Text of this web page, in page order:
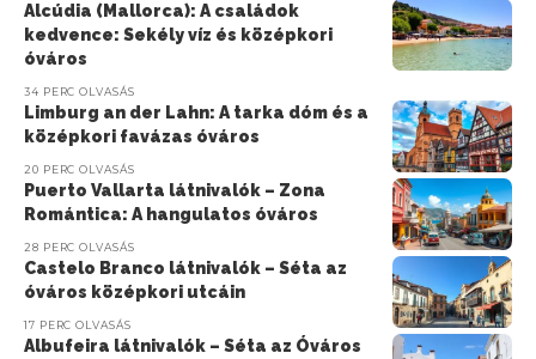
Alcúdia (Mallorca): A családok
kedvence: Sekély víz és középkori
óváros
34 PERC OLVASÁS
Limburg an der Lahn: A tarka dóm és a
középkori favázas óváros
20 PERC OLVASÁS
Puerto Vallarta látnivalók – Zona
Romántica: A hangulatos óváros
28 PERC OLVASÁS
Castelo Branco látnivalók – Séta az
óváros középkori utcáin
17 PERC OLVASÁS
Albufeira látnivalók – Séta az Óváros